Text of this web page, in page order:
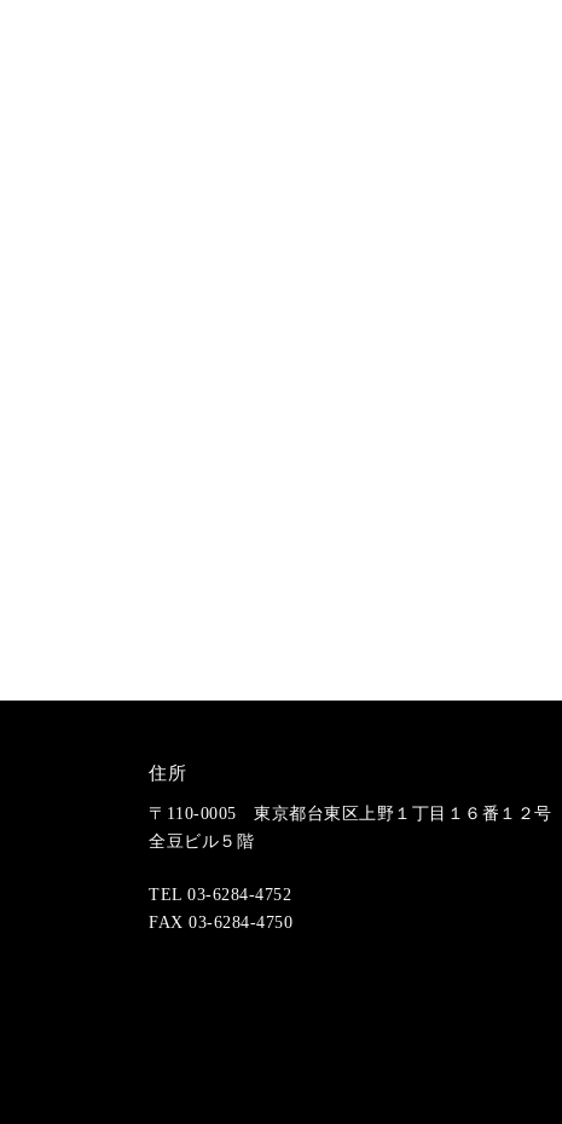
住所
〒110-0005 東京都台東区上野１丁目１６番１２号
全豆ビル５階
TEL 03-6284-4752
FAX 03-6284-4750